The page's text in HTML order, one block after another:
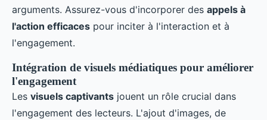
arguments. Assurez-vous d'incorporer des appels à
l'action efficaces pour inciter à l'interaction et à
l'engagement.
Intégration de visuels médiatiques pour améliorer
l'engagement
Les visuels captivants jouent un rôle crucial dans
l'engagement des lecteurs. L'ajout d'images, de